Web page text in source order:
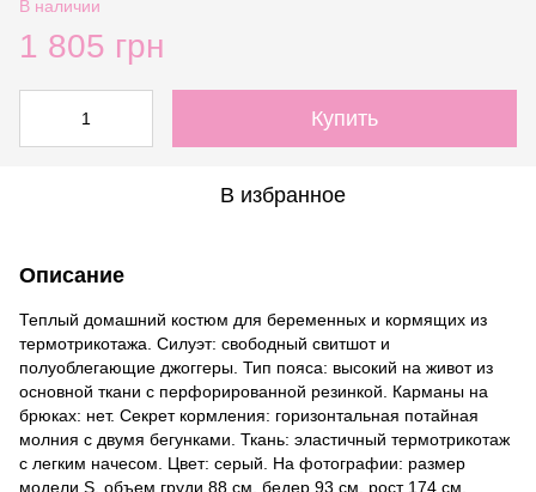
В наличии
1 805 грн
Купить
В избранное
Описание
Теплый домашний костюм для беременных и кормящих из
термотрикотажа. Силуэт: свободный свитшот и
полуоблегающие джоггеры. Тип пояса: высокий на живот из
основной ткани с перфорированной резинкой. Карманы на
брюках: нет. Секрет кормления: горизонтальная потайная
молния с двумя бегунками. Ткань: эластичный термотрикотаж
с легким начесом. Цвет: серый. На фотографии: размер
модели S, объем груди 88 см, бедер 93 см, рост 174 см.